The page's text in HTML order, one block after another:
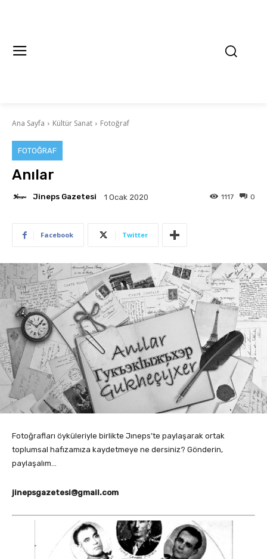
Ana Sayfa Kültür Sanat Fotoğraf
FOTOĞRAF
Anılar
Jineps Gazetesi 1 Ocak 2020 0
1117
Facebook Twitter
Fotoğrafları öyküleriyle birlikte Jıneps’te paylaşarak ortak
toplumsal hafızamıza kaydetmeye ne dersiniz? Gönderin,
paylaşalım…
jinepsgazetesi@gmail.com